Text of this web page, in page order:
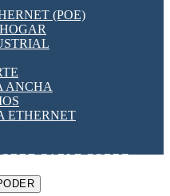
[VDF]
SSR
(POE)
ANCHA
ETHERNET
CABLE COBRE